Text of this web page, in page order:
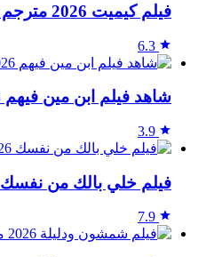
فيلم كيميت 2026 مترجم تحميل مباشر
6.3
شاهد فيلم ابن مين فيهم 2026 مترجم HD
3.9
فيلم خلي بالك من نفسك 2026 مباشرة HD
7.9